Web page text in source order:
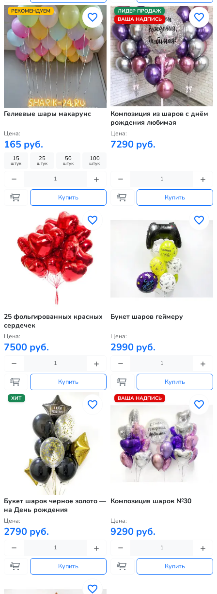
РЕКОМЕНДУЕМ
Гелиевые шары макарунс
Цена:
165 руб.
15
штук
25
штук
50
штук
100
штук
Купить
ЛИДЕР ПРОДАЖ
ВАША НАДПИСЬ
Композиция из шаров с днём
рождения любимая
Цена:
7290 руб.
Купить
25 фольгированных красных
сердечек
Цена:
7500 руб.
Купить
Букет шаров геймеру
Цена:
2990 руб.
Купить
ХИТ
Букет шаров черное золото —
на День рождения
Цена:
2790 руб.
Купить
ВАША НАДПИСЬ
Композиция шаров №30
Цена:
9290 руб.
Купить